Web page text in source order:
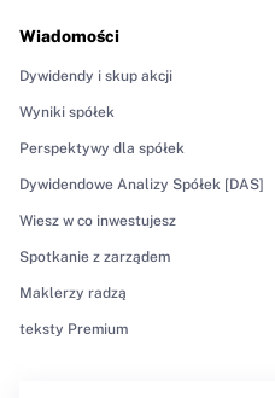
Wiadomości
Dywidendy i skup akcji
Wyniki spółek
Perspektywy dla spółek
Dywidendowe Analizy Spółek [DAS]
Wiesz w co inwestujesz
Spotkanie z zarządem
Maklerzy radzą
teksty Premium